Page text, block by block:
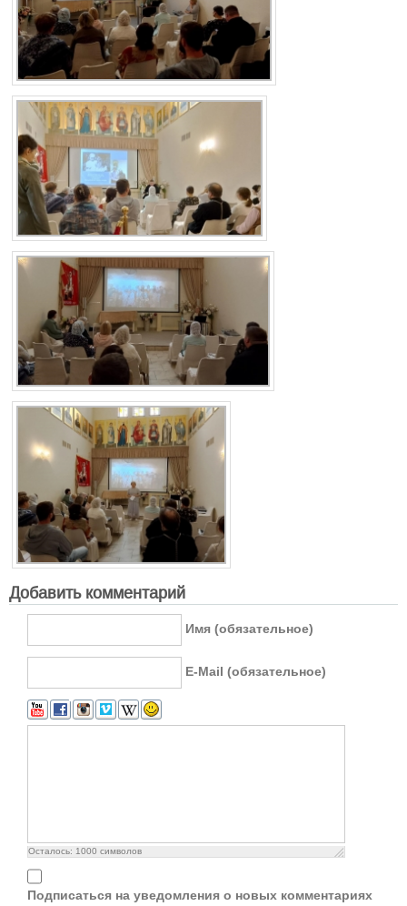
Добавить комментарий
Имя (обязательное)
E-Mail (обязательное)
Осталось: 1000 символов
Подписаться на уведомления о новых комментариях